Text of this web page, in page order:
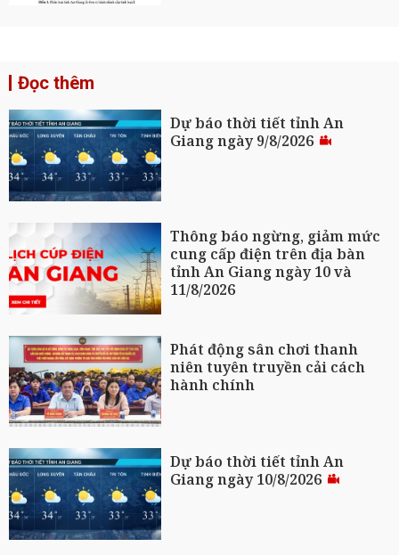
Đọc thêm
Dự báo thời tiết tỉnh An
Giang ngày 9/8/2026
Thông báo ngừng, giảm mức
cung cấp điện trên địa bàn
tỉnh An Giang ngày 10 và
11/8/2026
Phát động sân chơi thanh
niên tuyên truyền cải cách
hành chính
Dự báo thời tiết tỉnh An
Giang ngày 10/8/2026